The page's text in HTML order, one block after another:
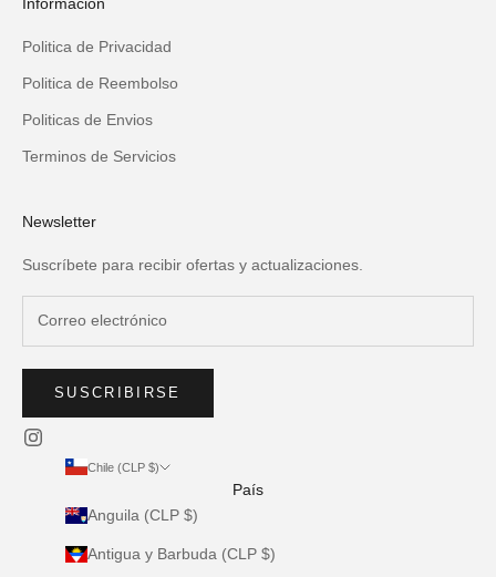
Politica de Privacidad
Politica de Reembolso
Politicas de Envios
Terminos de Servicios
Newsletter
Suscríbete para recibir ofertas y actualizaciones.
SUSCRIBIRSE
Chile (CLP $)
País
Anguila (CLP $)
Antigua y Barbuda (CLP $)